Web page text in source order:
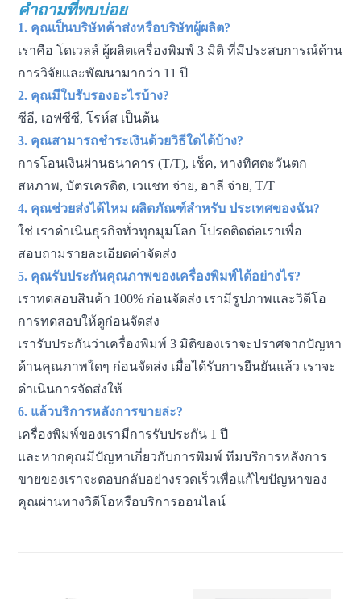
คำถามที่พบบ่อย
1. คุณเป็นบริษัทค้าส่งหรือบริษัทผู้ผลิต?
เราคือ โดเวลล์ ผู้ผลิตเครื่องพิมพ์ 3 มิติ ที่มีประสบการณ์ด้าน
การวิจัยและพัฒนามากว่า 11 ปี
2. คุณมีใบรับรองอะไรบ้าง?
ซีอี, เอฟซีซี, โรห์ส เป็นต้น
3. คุณสามารถชำระเงินด้วยวิธีใดได้บ้าง?
การโอนเงินผ่านธนาคาร (T/T), เช็ค, ทางทิศตะวันตก
สหภาพ, บัตรเครดิต, เวแชท จ่าย, อาลี จ่าย, T/T
4. คุณช่วยส่งได้ไหม ผลิตภัณฑ์สำหรับ ประเทศของฉัน?
ใช่ เราดำเนินธุรกิจทั่วทุกมุมโลก โปรดติดต่อเราเพื่อ
สอบถามรายละเอียดค่าจัดส่ง
5. คุณรับประกันคุณภาพของเครื่องพิมพ์ได้อย่างไร?
เราทดสอบสินค้า 100% ก่อนจัดส่ง เรามีรูปภาพและวิดีโอ
การทดสอบให้ดูก่อนจัดส่ง
เรารับประกันว่าเครื่องพิมพ์ 3 มิติของเราจะปราศจากปัญหา
ด้านคุณภาพใดๆ ก่อนจัดส่ง เมื่อได้รับการยืนยันแล้ว เราจะ
ดำเนินการจัดส่งให้
6. แล้วบริการหลังการขายล่ะ?
เครื่องพิมพ์ของเรามีการรับประกัน 1 ปี
และหากคุณมีปัญหาเกี่ยวกับการพิมพ์ ทีมบริการหลังการ
ขายของเราจะตอบกลับอย่างรวดเร็วเพื่อแก้ไขปัญหาของ
คุณผ่านทางวิดีโอหรือบริการออนไลน์